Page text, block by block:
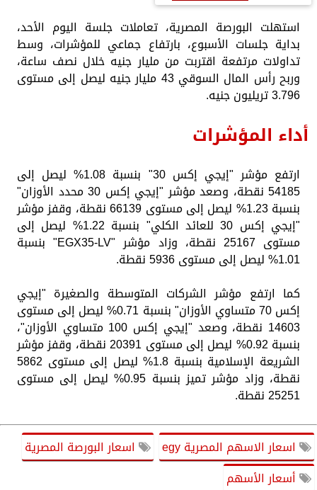
استهلت البورصة المصرية، تعاملات جلسة اليوم الأحد،
بداية جلسات الأسبوع، بارتفاع جماعي للمؤشرات، وسط
تداولات مرتفعة اقتربت من مليار جنيه خلال نصف ساعة،
وربح رأس المال السوقي 43 مليار جنيه ليصل إلى مستوى
3.796 تريليون جنيه.
أداء المؤشرات
ارتفع مؤشر "إيجي إكس 30" بنسبة 1.08% ليصل إلى
54185 نقطة، وصعد مؤشر "إيجي إكس 30 محدد الأوزان"
بنسبة 1.23% ليصل إلى مستوى 66139 نقطة، وقفز مؤشر
"إيجي إكس 30 للعائد الكلي" بنسبة 1.22% ليصل إلى
مستوى 25167 نقطة، وزاد مؤشر "EGX35-LV" بنسبة
1.01% ليصل إلى مستوى 5936 نقطة.
كما ارتفع مؤشر الشركات المتوسطة والصغيرة "إيجي
إكس 70 متساوي الأوزان" بنسبة 0.71% ليصل إلى مستوى
14603 نقطة، وصعد "إيجي إكس 100 متساوي الأوزان"،
بنسبة 0.92% ليصل إلى مستوى 20391 نقطة، وقفز مؤشر
الشريعة الإسلامية بنسبة 1.8% ليصل إلى مستوى 5862
نقطة، وزاد مؤشر تميز بنسبة 0.95% ليصل إلى مستوى
25251 نقطة.
اسعار الاسهم المصرية egy
اسعار البورصة المصرية
أسعار الأسهم